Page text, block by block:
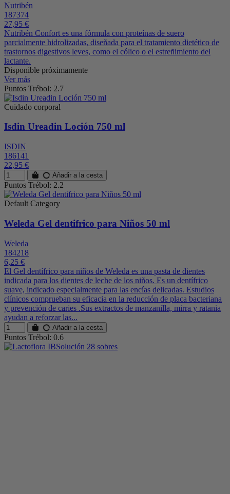
Nutribén
187374
27,95 €
Nutribén Confort es una fórmula con proteínas de suero
parcialmente hidrolizadas, diseñada para el tratamiento dietético de
trastornos digestivos leves, como el cólico o el estreñimiento del
lactante.
Disponible próximamente
Ver más
Puntos Trébol: 2.7
Cuidado corporal
Isdin Ureadin Loción 750 ml
ISDIN
186141
22,95 €
Añadir a la cesta
Puntos Trébol: 2.2
Default Category
Weleda Gel dentifrico para Niños 50 ml
Weleda
184218
6,25 €
El Gel dentífrico para niños de Weleda es una pasta de dientes
indicada para los dientes de leche de los niños. Es un dentífrico
suave, indicado especialmente para las encías delicadas. Estudios
clínicos comprueban su eficacia en la reducción de placa bacteriana
y prevención de caries .Sus extractos de manzanilla, mirra y ratania
ayudan a reforzar las...
Añadir a la cesta
Puntos Trébol: 0.6